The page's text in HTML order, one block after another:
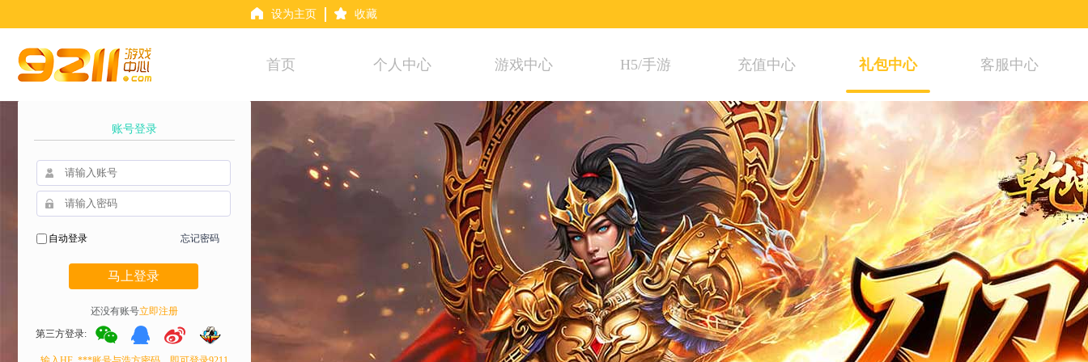
设为主页 收藏
首页 个人中心 游戏中心 H5/手游 充值中心 礼包中心 客服中心